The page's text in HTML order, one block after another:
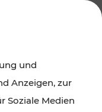
und
Anzeigen, zur
Soziale Medien